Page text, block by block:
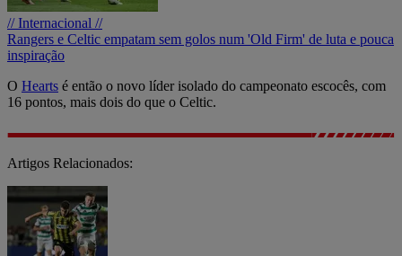
// Internacional //
Rangers e Celtic empatam sem golos num 'Old Firm' de luta e pouca
inspiração
O Hearts é então o novo líder isolado do campeonato escocês, com
16 pontos, mais dois do que o Celtic.
Artigos Relacionados: